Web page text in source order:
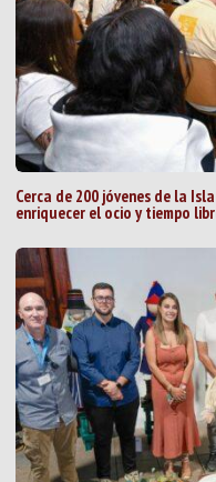
Cerca de 200 jóvenes de la
enriquecer el ocio y tiempo